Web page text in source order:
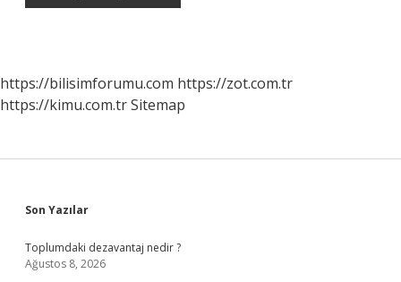
https://bilisimforumu.com https://zot.com.tr
https://kimu.com.trSitemap
Sidebar
Son Yazılar
Toplumdaki dezavantaj nedir ?
Ağustos 8, 2026